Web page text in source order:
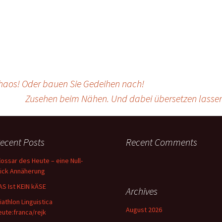
Oder bauen Sie Gedeihen nach!
Zusehen beim Nähen. Und dabei übersetzen
Posts
des Heute – eine Null-
Annäherung
Ist KEIN kÄSE
Linguistica
rejk
Recent Comments
Archives
August 2026